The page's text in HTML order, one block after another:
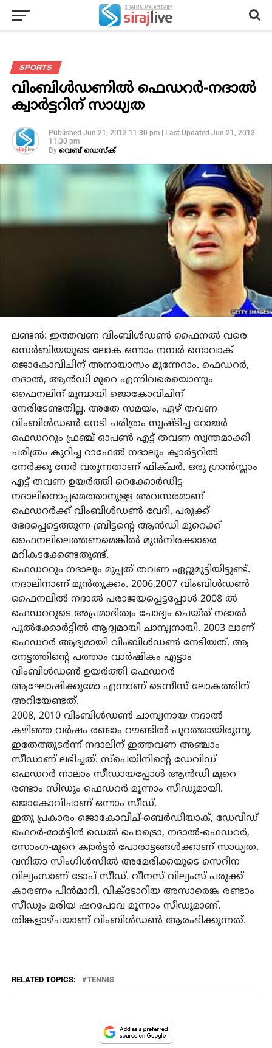
SPORTS
വിംബിള്‍ഡണില്‍ ഫെഡറര്‍-നദാല്‍
ക്വാര്‍ട്ടറിന് സാധ്യത
Published Jun 21, 2013 11:30 pm| Last Updated Jun 21, 2013
11:30 pm
By വെബ് ഡെസ്‌ക്
ലണ്ടന്‍: ഇത്തവണ വിംബിള്‍ഡണ്‍ ഫൈനല്‍ വരെ
സെര്‍ബിയയുടെ ലോക ഒന്നാം നമ്പര്‍ നൊവാക്
ജൊകോവിചിന് അനായാസം മുന്നേറാം. ഫെഡറര്‍,
നദാല്‍, ആന്‍ഡി മുറെ എന്നിവരെയൊന്നും
ഫൈനലിന് മുമ്പായി ജൊകോവിചിന്
നേരിടേണ്ടതില്ല. അതേ സമയം, ഏഴ് തവണ
വിംബിള്‍ഡണ്‍ നേടി ചരിത്രം സൃഷ്ടിച്ച റോജര്‍
ഫെഡററും ഫ്രഞ്ച് ഓപണ്‍ എട്ട് തവണ സ്വന്തമാക്കി
ചരിത്രം കുറിച്ച റാഫേല്‍ നദാലും ക്വാര്‍ട്ടറില്‍
നേര്‍ക്കു നേര്‍ വരുന്നതാണ് ഫിക്ചര്‍. ഒരു ഗ്രാന്‍സ്ലാം
എട്ട് തവണ ഉയര്‍ത്തി റെക്കോര്‍ഡിട്ട
നദാലിനൊപ്പമെത്താനുള്ള അവസരമാണ്
ഫെഡറര്‍ക്ക് വിംബിള്‍ഡണ്‍ വേദി. പരുക്ക്
ഭേദപ്പെട്ടെത്തുന്ന ബ്രിട്ടന്റെ ആന്‍ഡി മുറെക്ക്
ഫൈനലിലെത്തണമെങ്കില്‍ മുന്‍നിരക്കാരെ
മറികടക്കേണ്ടതുണ്ട്.
ഫെഡററും നദാലും മുപ്പത് തവണ ഏറ്റുമുട്ടിയിട്ടുണ്ട്.
നദാലിനാണ് മുന്‍തൂക്കം. 2006,2007 വിംബിള്‍ഡണ്‍
ഫൈനലില്‍ നദാല്‍ പരാജയപ്പെട്ടപ്പോള്‍ 2008 ല്‍
ഫെഡററുടെ അപ്രമാദിത്വം ചോദ്യം ചെയ്ത് നദാല്‍
പുല്‍ക്കോര്‍ട്ടില്‍ ആദ്യമായി ചാമ്പ്യനായി. 2003 ലാണ്
ഫെഡറര്‍ ആദ്യമായി വിംബിള്‍ഡണ്‍ നേടിയത്. ആ
നേട്ടത്തിന്റെ പത്താം വാര്‍ഷികം എട്ടാം
വിംബിള്‍ഡണ്‍ ഉയര്‍ത്തി ഫെഡറര്‍
ആഘോഷിക്കുമോ എന്നാണ് ടെന്നീസ് ലോകത്തിന്
അറിയേണ്ടത്.
2008, 2010 വിംബിള്‍ഡണ്‍ ചാമ്പ്യനായ നദാല്‍
കഴിഞ്ഞ വര്‍ഷം രണ്ടാം റൗണ്ടില്‍ പുറത്തായിരുന്നു.
ഇതേത്തുടര്‍ന്ന് നദാലിന് ഇത്തവണ അഞ്ചാം
സീഡാണ് ലഭിച്ചത്. സ്‌പെയിനിന്റെ ഡേവിഡ്
ഫെഡറര്‍ നാലാം സീഡായപ്പോള്‍ ആന്‍ഡി മുറെ
രണ്ടാം സീഡും ഫെഡറര്‍ മൂന്നാം സീഡുമായി.
ജൊകോവിചാണ് ഒന്നാം സീഡ്.
ഇതു പ്രകാരം ജൊകോവിച്-ബെര്‍ഡിയാക്, ഡേവിഡ്
ഫെറര്‍-മാര്‍ട്ടിന്‍ ഡെല്‍ പൊട്രൊ, നദാല്‍-ഫെഡറര്‍,
സോംഗ-മുറെ ക്വാര്‍ട്ടര്‍ പോരാട്ടങ്ങള്‍ക്കാണ് സാധ്യത.
വനിതാ സിംഗിള്‍സില്‍ അമേരിക്കയുടെ സെറീന
വില്യംസാണ് ടോപ് സീഡ്. വീനസ് വില്യംസ് പരുക്ക്
കാരണം പിന്‍മാറി. വിക്‌ടോറിയ അസാരെങ്ക രണ്ടാം
സീഡും മരിയ ഷറപോവ മൂന്നാം സീഡുമാണ്.
തിങ്കളാഴ്ചയാണ് വിംബിള്‍ഡണ്‍ ആരംഭിക്കുന്നത്.
RELATED TOPICS: TENNIS